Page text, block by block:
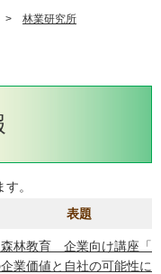
> 林業研究所
。
表題
林教育 企業向け講座「
業価値と自社の可能性に